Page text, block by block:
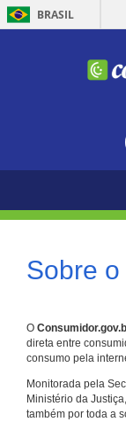
BRASIL
Sobre
O
direta entre
consumo pela
Monitorada pela
Ministério da
também por toda a